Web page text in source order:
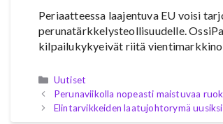
Periaatteessa laajentuva EU voisi
perunatärkkelysteollisuudelle.
kilpailukykyeivät riitä
Kategoriat
Uutiset
Perunaviikolla nopeasti maistuvaa
Elintarvikkeiden laatujohtorymä uusiksi